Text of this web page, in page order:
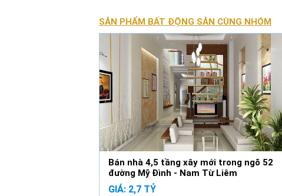
SẢN PHẨM BẤT ĐỘNG SẢN CÙNG NHÓM
Bán nhà 4,5 tầng xây mới trong ngõ 52
đường Mỹ Đình - Nam Từ Liêm
GIÁ: 2,7 TỶ